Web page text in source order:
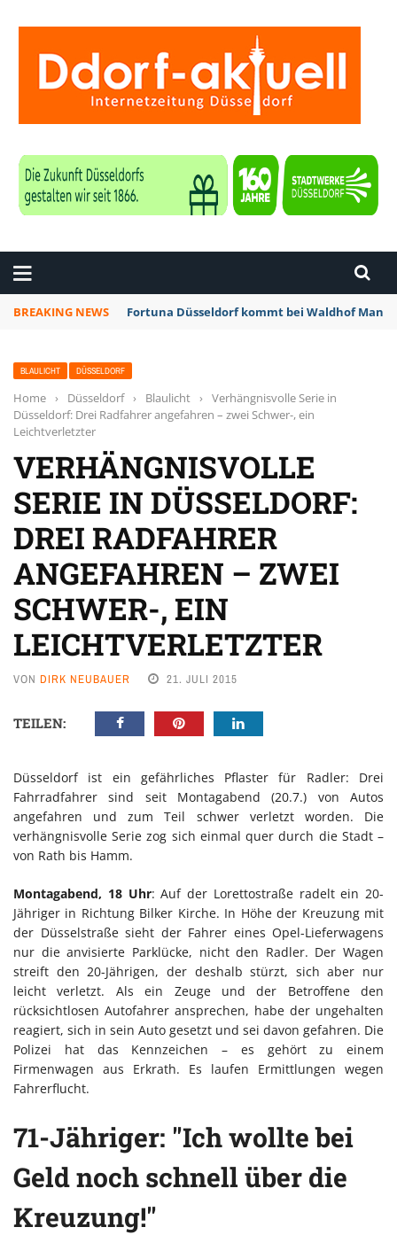
BREAKING NEWS Fortuna Düsseldorf kommt bei Waldhof
BLAULICHT DÜSSELDORF
Home › Düsseldorf › Blaulicht › Verhängnisvolle Serie in
Düsseldorf: Drei Radfahrer angefahren – zwei Schwer-, ein
Leichtverletzter
VERHÄNGNISVOLLE
SERIE IN DÜSSELDORF:
DREI RADFAHRER
ANGEFAHREN – ZWEI
SCHWER-, EIN
LEICHTVERLETZTER
VON DIRK NEUBAUER 21. JULI 2015
TEILEN:
Düsseldorf ist ein gefährliches Pflaster für Radler: Drei
Fahrradfahrer sind seit Montagabend (20.7.) von Autos
angefahren und zum Teil schwer verletzt worden. Die
verhängnisvolle Serie zog sich einmal quer durch die Stadt –
von Rath bis Hamm.
Montagabend, 18 Uhr: Auf der Lorettostraße radelt ein 20-
Jähriger in Richtung Bilker Kirche. In Höhe der Kreuzung mit
der Düsselstraße sieht der Fahrer eines Opel-Lieferwagens
nur die anvisierte Parklücke, nicht den Radler. Der Wagen
streift den 20-Jährigen, der deshalb stürzt, sich aber nur
leicht verletzt. Als ein Zeuge und der Betroffene den
rücksichtlosen Autofahrer ansprechen, habe der ungehalten
reagiert, sich in sein Auto gesetzt und sei davon gefahren. Die
Polizei hat das Kennzeichen – es gehört zu einem
Firmenwagen aus Erkrath. Es laufen Ermittlungen wegen
Fahrerflucht.
71-Jähriger: "Ich wollte bei
Geld noch schnell über die
Kreuzung!"